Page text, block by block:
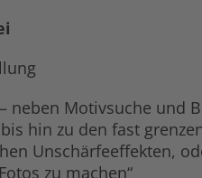
neben Motivsuche und
hin zu den fast
Unschärfeeffekten,
zu machen“